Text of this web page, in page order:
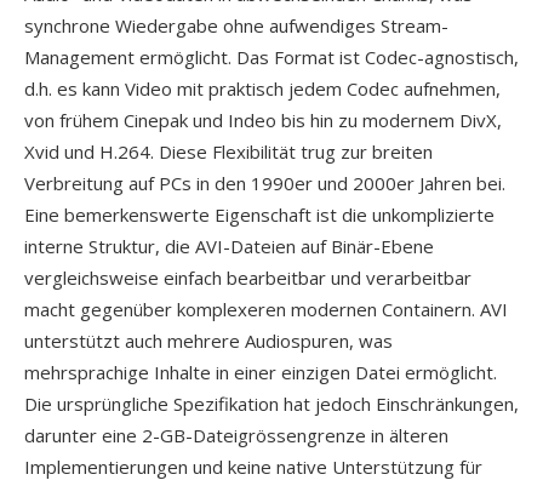
synchrone Wiedergabe ohne aufwendiges Stream-
Management ermöglicht. Das Format ist Codec-agnostisch,
d.h. es kann Video mit praktisch jedem Codec aufnehmen,
von frühem Cinepak und Indeo bis hin zu modernem DivX,
Xvid und H.264. Diese Flexibilität trug zur breiten
Verbreitung auf PCs in den 1990er und 2000er Jahren bei.
Eine bemerkenswerte Eigenschaft ist die unkomplizierte
interne Struktur, die AVI-Dateien auf Binär-Ebene
vergleichsweise einfach bearbeitbar und verarbeitbar
macht gegenüber komplexeren modernen Containern. AVI
unterstützt auch mehrere Audiospuren, was
mehrsprachige Inhalte in einer einzigen Datei ermöglicht.
Die ursprüngliche Spezifikation hat jedoch Einschränkungen,
darunter eine 2-GB-Dateigrössengrenze in älteren
Implementierungen und keine native Unterstützung für